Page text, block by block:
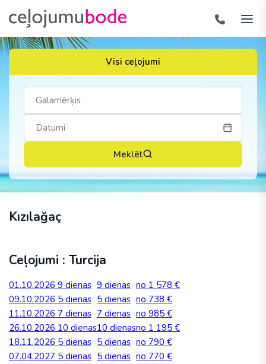
Visi ceļojumi
Meklēt
Kızılağaç
Ceļojumi : Turcija
01.10.2026 9 dienas 9 dienas no 1 578 €
09.10.2026 5 dienas 5 dienas no 738 €
11.10.2026 7 dienas 7 dienas no 985 €
26.10.2026 10 dienas10 dienasno 1 195 €
18.11.2026 5 dienas 5 dienas no 790 €
07.04.2027 5 dienas 5 dienas no 770 €